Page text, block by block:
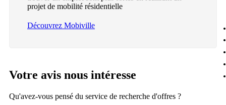
projet de mobilité résidentielle
Découvrez Mobiville
Votre avis nous intéresse
Qu'avez-vous pensé du service de recherche d'offres ?